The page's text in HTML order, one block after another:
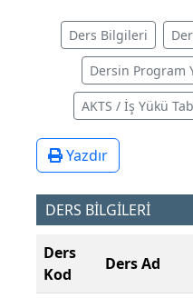
Ders Bilgileri
Dersin Program
AKTS / İş Yükü
Yazdır
DERS BİLGİLERİ
Ders
Kod
Ders Ad